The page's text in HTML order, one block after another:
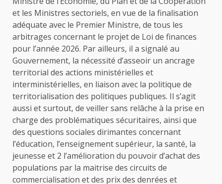
et les Ministres sectoriels, en vue de la finalisation
adéquate avec le Premier Ministre, de tous les
arbitrages concernant le projet de Loi de finances
pour l’année 2026. Par ailleurs, il a signalé au
Gouvernement, la nécessité d’asseoir un ancrage
territorial des actions ministérielles et
interministérielles, en liaison avec la politique de
territorialisation des politiques publiques. Il s’agit
aussi et surtout, de veiller sans relâche à la prise en
charge des problématiques sécuritaires, ainsi que
des questions sociales dirimantes concernant
l’éducation, l’enseignement supérieur, la santé, la
jeunesse et 2 l’amélioration du pouvoir d’achat des
populations par la maitrise des circuits de
commercialisation et des prix des denrées et